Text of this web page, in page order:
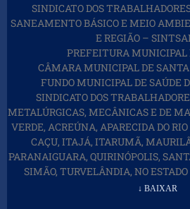
SINDICATO DOS
SANEAMENTO BÁSICO E MEIO
E REGIÃO –
PREFEITURA MUNICIPAL
CÂMARA MUNICIPAL DE
FUNDO MUNICIPAL DE SAÚDE
SINDICATO DOS
METALÚRGICAS, MECÂNICAS E DE
VERDE, ACREÚNA, APARECIDA DO
CAÇU, ITAJÁ, ITARUMÃ,
PARANAIGUARA, QUIRINÓPOLIS,
SIMÃO, TURVELÂNDIA, NO
↓ BAIXAR